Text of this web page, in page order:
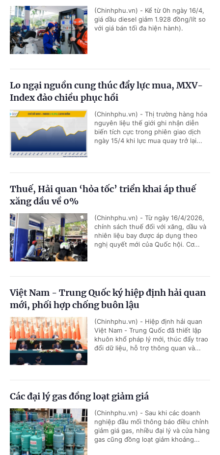
(Chinhphu.vn) - Kể từ 0h ngày 16/4,
giá dầu diesel giảm 1.928 đồng/lít so
với giá bán tối đa hiện hành).
Lo ngại nguồn cung thúc đẩy lực mua, MXV-
Index đảo chiều phục hồi
(Chinhphu.vn) - Thị trường hàng hóa
nguyên liệu thế giới ghi nhận diễn
biến tích cực trong phiên giao dịch
ngày 15/4 khi lực mua quay trở lại...
Thuế, Hải quan ‘hỏa tốc’ triển khai áp thuế
xăng dầu về 0%
(Chinhphu.vn) - Từ ngày 16/4/2026,
chính sách thuế đối với xăng, dầu và
nhiên liệu bay được áp dụng theo
nghị quyết mới của Quốc hội. Cơ...
Việt Nam - Trung Quốc ký hiệp định hải quan
mới, phối hợp chống buôn lậu
(Chinhphu.vn) - Hiệp định hải quan
Việt Nam - Trung Quốc đã thiết lập
khuôn khổ pháp lý mới, thúc đẩy trao
đổi dữ liệu, hỗ trợ thông quan và...
Các đại lý gas đồng loạt giảm giá
(Chinhphu.vn) - Sau khi các doanh
nghiệp đầu mối thông báo điều chỉnh
giảm giá gas, nhiều đại lý và cửa hàng
gas cũng đồng loạt giảm khoảng...